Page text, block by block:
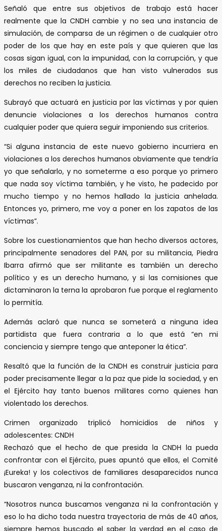
Señaló que entre sus objetivos de trabajo está hacer
realmente que la CNDH cambie y no sea una instancia de
simulación, de comparsa de un régimen o de cualquier otro
poder de los que hay en este país y que quieren que las
cosas sigan igual, con la impunidad, con la corrupción, y que
los miles de ciudadanos que han visto vulnerados sus
derechos no reciben la justicia.
Subrayó que actuará en justicia por las víctimas y por quien
denuncie violaciones a los derechos humanos contra
cualquier poder que quiera seguir imponiendo sus criterios.
“Si alguna instancia de este nuevo gobierno incurriera en
violaciones a los derechos humanos obviamente que tendría
yo que señalarlo, y no someterme a eso porque yo primero
que nada soy víctima también, y he visto, he padecido por
mucho tiempo y no hemos hallado la justicia anhelada.
Entonces yo, primero, me voy a poner en los zapatos de las
víctimas”.
Sobre los cuestionamientos que han hecho diversos actores,
principalmente senadores del PAN, por su militancia, Piedra
Ibarra afirmó que ser militante es también un derecho
político y es un derecho humano, y si las comisiones que
dictaminaron la terna la aprobaron fue porque el reglamento
lo permitía.
Además aclaró que nunca se someterá a ninguna idea
partidista que fuera contraria a lo que está “en mi
conciencia y siempre tengo que anteponer la ética”.
Resaltó que la función de la CNDH es construir justicia para
poder precisamente llegar a la paz que pide la sociedad, y en
el Ejército hay tanto buenos militares como quienes han
violentado los derechos.
Crimen organizado triplicó homicidios de niños y
adolescentes: CNDH
Rechazó que el hecho de que presida la CNDH la pueda
confrontar con el Ejército, pues apuntó que ellos, el Comité
¡Eureka! y los colectivos de familiares desaparecidos nunca
buscaron venganza, ni la confrontación.
“Nosotros nunca buscamos venganza ni la confrontación y
eso lo ha dicho toda nuestra trayectoria de más de 40 años,
siempre hemos buscado el saber la verdad en el caso de